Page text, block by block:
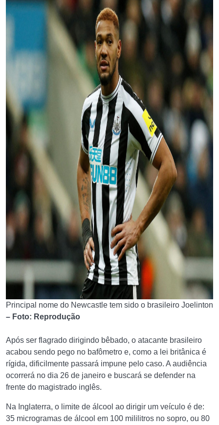
Principal nome do Newcastle tem sido o brasileiro Joelinton
– Foto: Reprodução
Após ser flagrado dirigindo bêbado, o atacante brasileiro
acabou sendo pego no bafômetro e, como a lei britânica é
rígida, dificilmente passará impune pelo caso. A audiência
ocorrerá no dia 26 de janeiro e buscará se defender na
frente do magistrado inglês.
Na Inglaterra, o limite de álcool ao dirigir um veículo é de:
35 microgramas de álcool em 100 mililitros no sopro, ou 80